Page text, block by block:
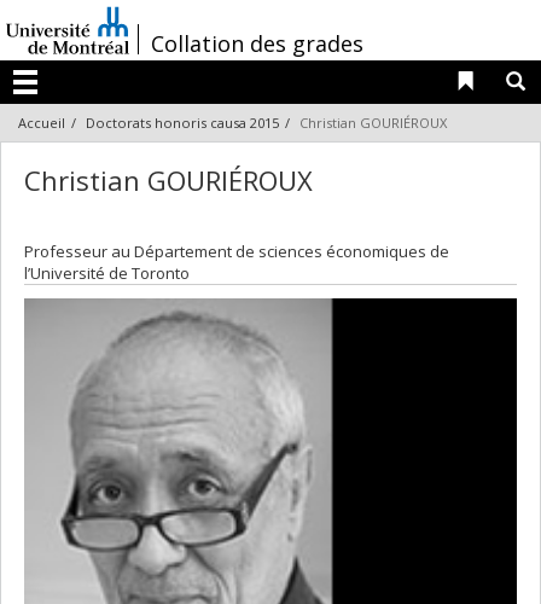
au
contenu
/
Collation des grades
Menu
Liens
Accueil Doctorats honoris causa 2015 Christian GOURIÉROUX
Christian GOURIÉROUX
Professeur au Département de sciences économiques de
l’Université de Toronto